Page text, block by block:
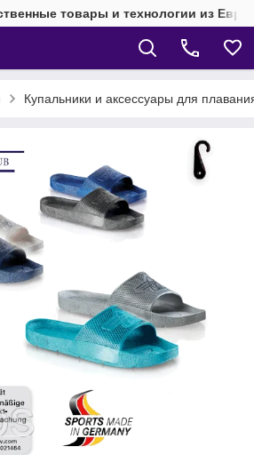
товары и технологии из
Купальники и аксессуары для